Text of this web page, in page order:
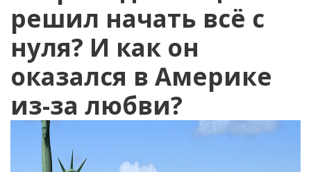
решил начать всё с
нуля? И как он
оказался в Америке
из-за любви?